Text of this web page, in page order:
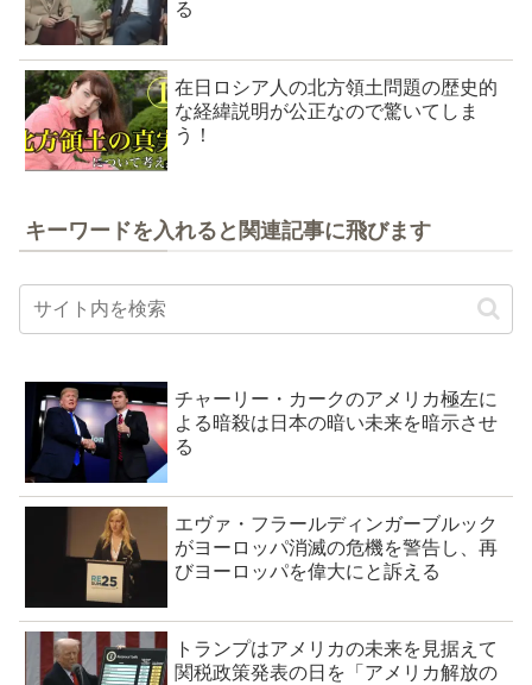
る
在日ロシア人の北方領土問題の歴史的
な経緯説明が公正なので驚いてしま
う！
キーワードを入れると関連記事に飛びます
チャーリー・カークのアメリカ極左に
よる暗殺は日本の暗い未来を暗示させ
る
エヴァ・フラールディンガーブルック
がヨーロッパ消滅の危機を警告し、再
びヨーロッパを偉大にと訴える
トランプはアメリカの未来を見据えて
関税政策発表の日を「アメリカ解放の